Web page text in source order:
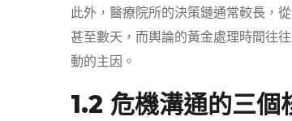
此外，醫療院所的決策鏈通常較長，
甚至數天，而輿論的黃金處理時間往
動的主因。
1.2 危機溝通的三個